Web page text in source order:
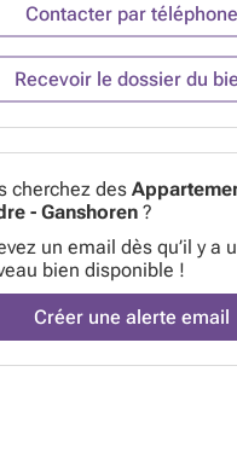
Contacter par téléphone
Recevoir le dossier du
cherchez des
- Ganshoren ?
un email dès qu’il y a
bien disponible !
Créer une alerte email